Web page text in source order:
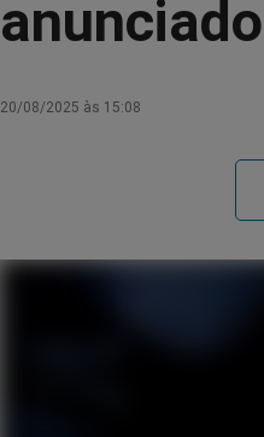
anunciado
20/08/2025 às 15:08